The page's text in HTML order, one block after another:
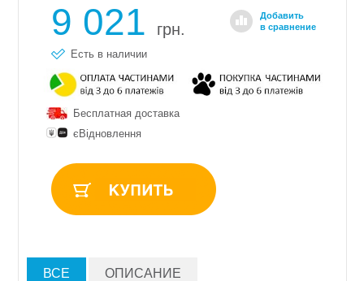
9 021 грн.
Добавить
в сравнение
Есть в наличии
Бесплатная доставка
єВідновлення
ВСЕ ОПИСАНИЕ